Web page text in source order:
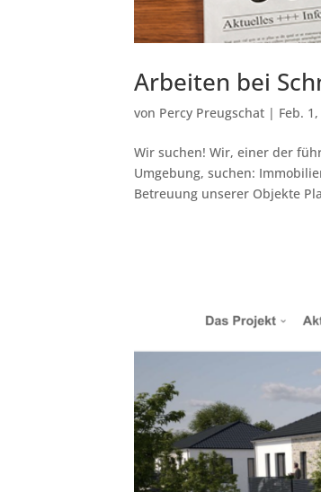
Arbeiten bei
von Percy Preugschat | Feb.
Wir suchen! Wir, einer der
Umgebung, suchen:
Betreuung unserer Objekte